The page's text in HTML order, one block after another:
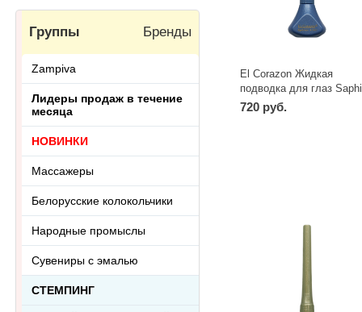
El Corazon Жидкая
подводка для глаз
720 руб.
Группы Бренды
Zampiva
Лидеры продаж в течение
месяца
НОВИНКИ
Массажеры
Белорусские колокольчики
Народные промыслы
Сувениры с эмалью
СТЕМПИНГ